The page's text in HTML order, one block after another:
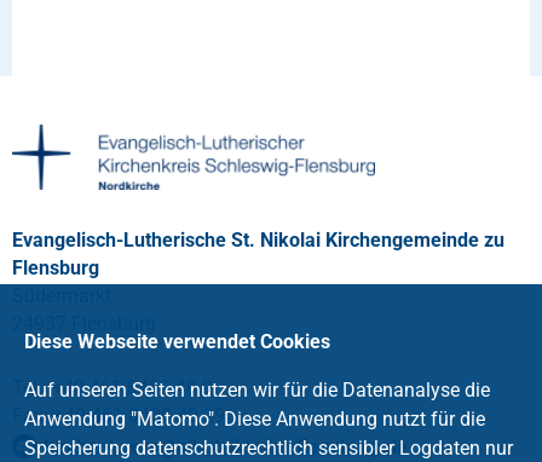
Evangelisch-Lutherische St. Nikolai Kirchengemeinde zu
Flensburg
Tel.: +49 461 8400 40 0
Fax: +49 461 8400 40 29
kirchenbuero@nikolaikirche-flensburg.de
Diese Webseite verwendet Cookies
Auf unseren Seiten nutzen wir für die Datenanalyse die
Anwendung "Matomo". Diese Anwendung nutzt für die
Speicherung datenschutzrechtlich sensibler Logdaten nur